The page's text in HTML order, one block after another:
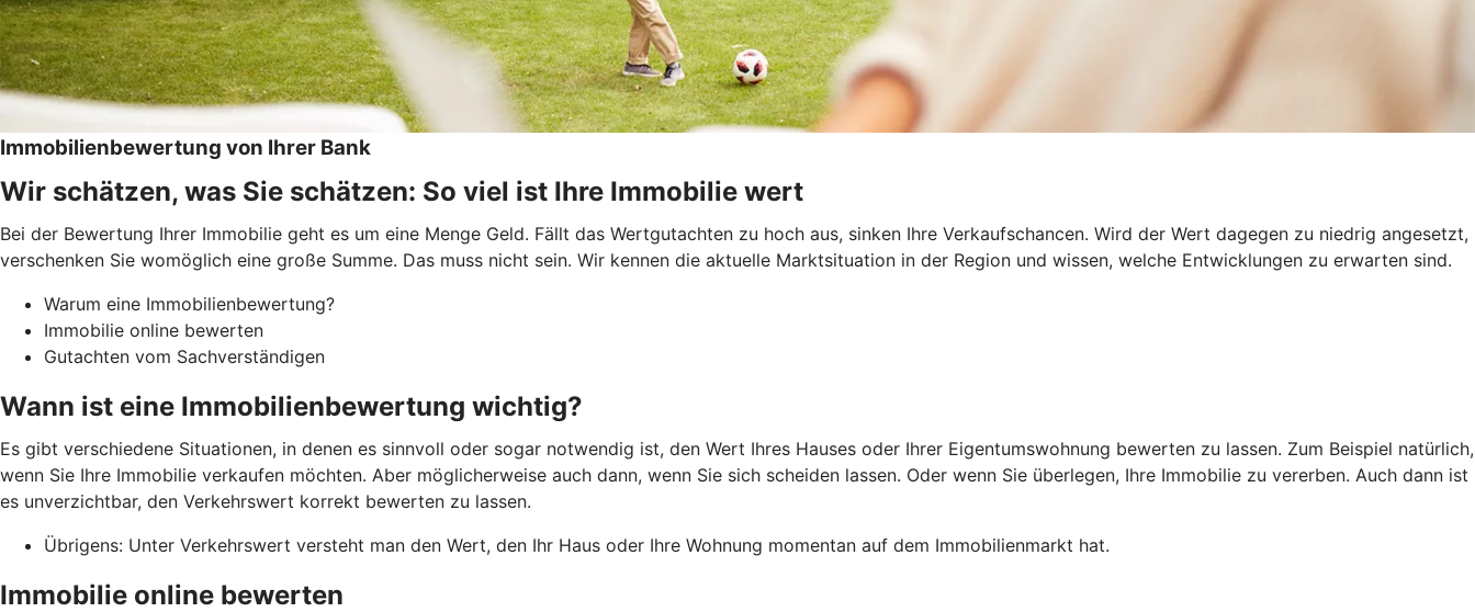
Immobilienbewertung von Ihrer Bank
Wir schätzen, was Sie schätzen: So viel ist Ihre Immobilie wert
Bei der Bewertung Ihrer Immobilie geht es um eine Menge Geld. Fällt das Wertgutachten zu hoch aus, sinken Ihre Verkaufschancen. Wird der Wert dagegen zu niedrig angesetzt,
verschenken Sie womöglich eine große Summe. Das muss nicht sein. Wir kennen die aktuelle Marktsituation in der Region und wissen, welche Entwicklungen zu erwarten sind.
Warum eine Immobilienbewertung?
Immobilie online bewerten
Gutachten vom Sachverständigen
Wann ist eine Immobilienbewertung wichtig?
Es gibt verschiedene Situationen, in denen es sinnvoll oder sogar notwendig ist, den Wert Ihres Hauses oder Ihrer Eigentumswohnung bewerten zu lassen. Zum Beispiel natürlich,
wenn Sie Ihre Immobilie verkaufen möchten. Aber möglicherweise auch dann, wenn Sie sich scheiden lassen. Oder wenn Sie überlegen, Ihre Immobilie zu vererben. Auch dann ist
es unverzichtbar, den Verkehrswert korrekt bewerten zu lassen.
Übrigens: Unter Verkehrswert versteht man den Wert, den Ihr Haus oder Ihre Wohnung momentan auf dem Immobilienmarkt hat.
Immobilie online bewerten